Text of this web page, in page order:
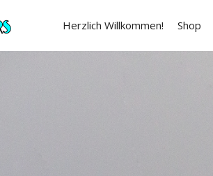
Herzlich Willkommen! Shop